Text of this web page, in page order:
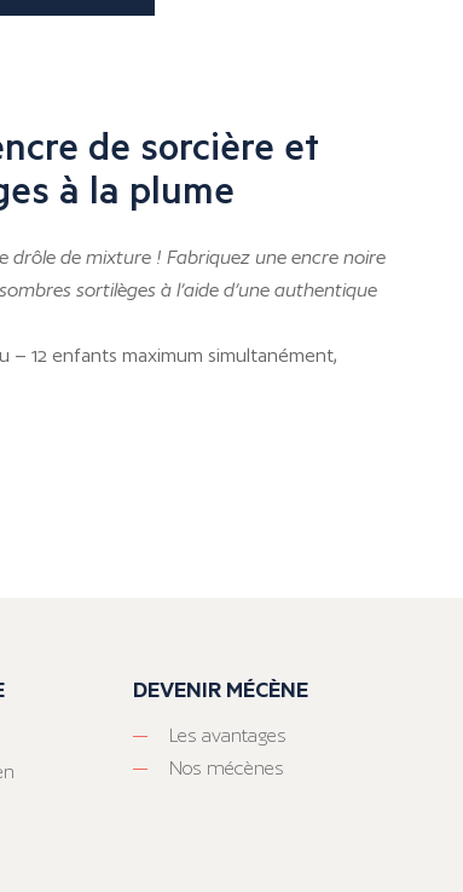
de sorcière et
à la plume
drôle de mixture ! Fabriquez une encre noire
sortilèges à l’aide d’une authentique
– 12 enfants maximum simultanément,
DEVENIR MÉCÈNE
Les avantages
Nos mécènes